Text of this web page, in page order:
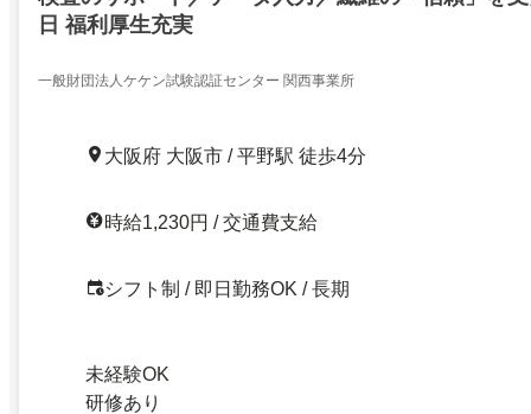
日 福利厚生充実
一般財団法人ケケン試験認証センター 関西事業所
大阪府 大阪市 / 平野駅 徒歩4分
時給1,230円 / 交通費支給
シフト制 / 即日勤務OK / 長期
未経験OK
研修あり